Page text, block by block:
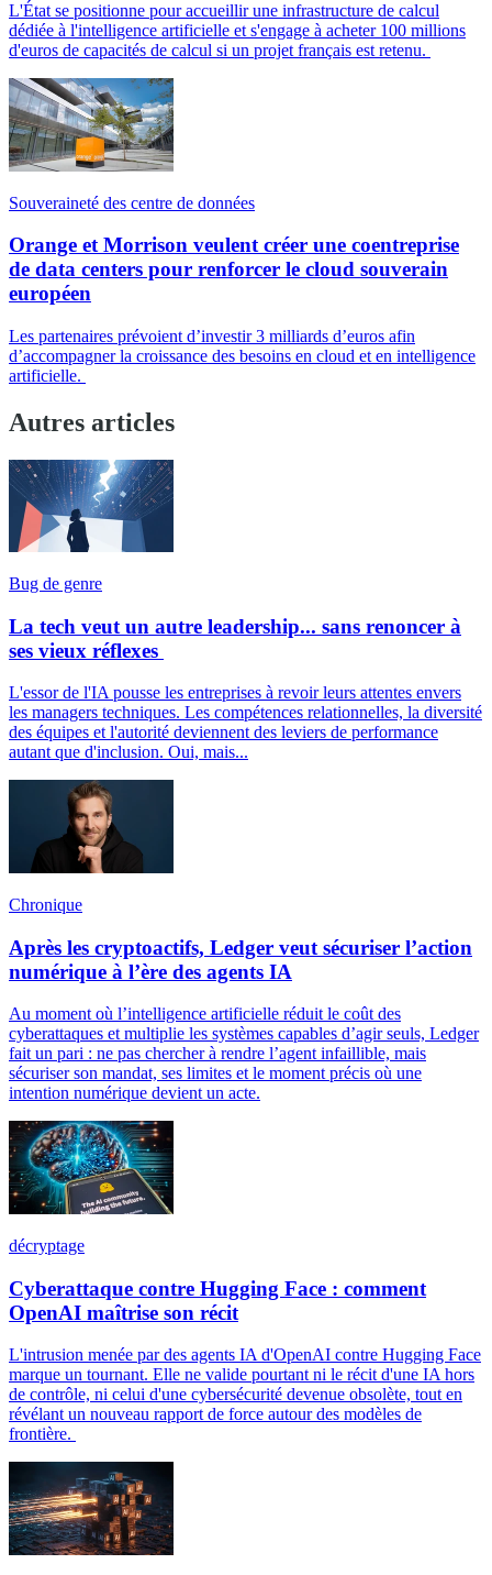
L'État se positionne pour accueillir une infrastructure de calcul
dédiée à l'intelligence artificielle et s'engage à acheter 100 millions
d'euros de capacités de calcul si un projet français est retenu.
Souveraineté des centre de données
Orange et Morrison veulent créer une coentreprise
de data centers pour renforcer le cloud souverain
européen
Les partenaires prévoient d’investir 3 milliards d’euros afin
d’accompagner la croissance des besoins en cloud et en intelligence
artificielle.
Autres articles
Bug de genre
La tech veut un autre leadership... sans renoncer à
ses vieux réflexes
L'essor de l'IA pousse les entreprises à revoir leurs attentes envers
les managers techniques. Les compétences relationnelles, la diversité
des équipes et l'autorité deviennent des leviers de performance
autant que d'inclusion. Oui, mais...
Chronique
Après les cryptoactifs, Ledger veut sécuriser l’action
numérique à l’ère des agents IA
Au moment où l’intelligence artificielle réduit le coût des
cyberattaques et multiplie les systèmes capables d’agir seuls, Ledger
fait un pari : ne pas chercher à rendre l’agent infaillible, mais
sécuriser son mandat, ses limites et le moment précis où une
intention numérique devient un acte.
décryptage
Cyberattaque contre Hugging Face : comment
OpenAI maîtrise son récit
L'intrusion menée par des agents IA d'OpenAI contre Hugging Face
marque un tournant. Elle ne valide pourtant ni le récit d'une IA hors
de contrôle, ni celui d'une cybersécurité devenue obsolète, tout en
révélant un nouveau rapport de force autour des modèles de
frontière.